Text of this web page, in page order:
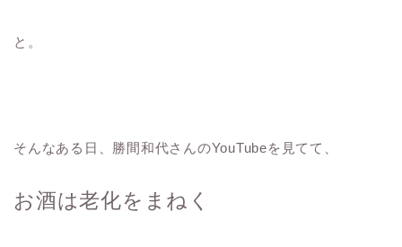
と。
そんなある日、勝間和代さんのYouTubeを見てて、
お酒は老化をまねく